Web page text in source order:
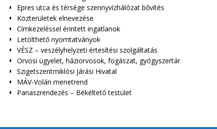
Epres utca és térsége szennyvízhálózat bővítés
Közterületek elnevezése
Címkezeléssel érintett ingatlanok
Letölthető nyomtatványok
VÉSZ – veszélyhelyzeti értesítési szolgáltatás
Orvosi ügyelet, háziorvosok, fogászat, gyógyszertár
Szigetszentmiklósi Járási Hivatal
MÁV-Volán menetrend
Panaszrendezés – Békéltető testület